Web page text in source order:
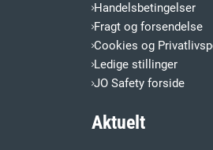
Handelsbetingelser
Fragt og forsendelse
Cookies og
Ledige stillinger
JO Safety forside
Aktuelt